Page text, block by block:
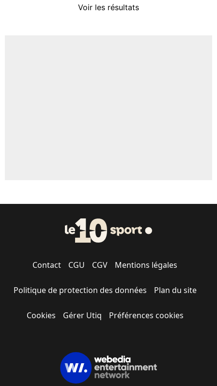
Voir les résultats
Contact CGU CGV Mentions légales
Politique de protection des données Plan du site
Cookies Gérer Utiq Préférences cookies